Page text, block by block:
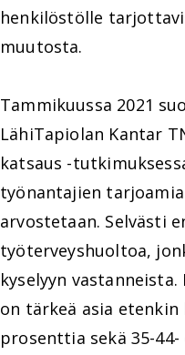
henkilöstölle
muutosta.
Tammikuussa 2021
LähiTapiolan Kantar
katsaus -
työnantajien
arvostetaan. Selvästi
työterveyshuoltoa,
kyselyyn
on tärkeä asia etenkin
prosenttia sekä 35-